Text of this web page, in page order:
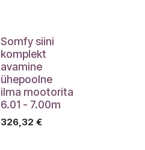
Somfy siini
komplekt
avamine
ühepoolne
ilma mootorita
6.01 - 7.00m
326,32 €